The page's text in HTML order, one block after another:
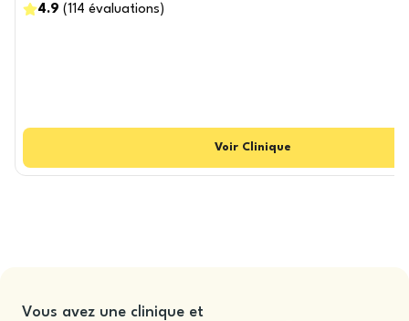
4.9 (114 évaluations )
Voir Clinique
Vous avez une clinique et